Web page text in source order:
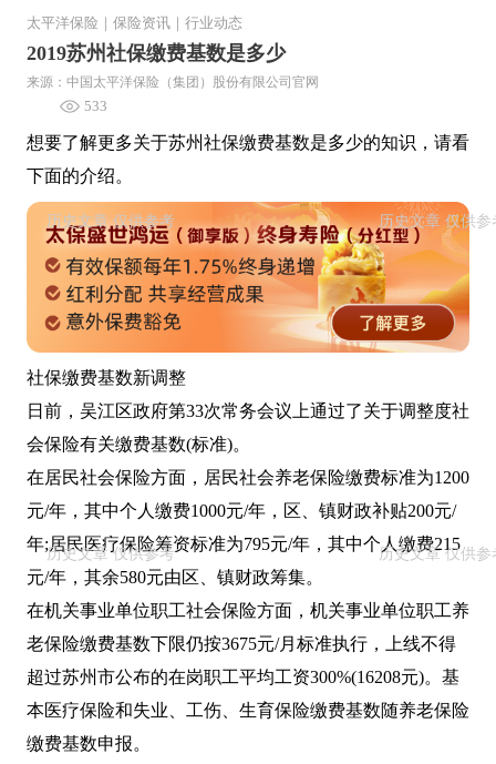
太平洋保险 保险资讯 行业动态
2019苏州社保缴费基数是多少
来源：中国太平洋保险（集团）股份有限公司官网
533
想要了解更多关于苏州社保缴费基数是多少的知识，请看
下面的介绍。
社保缴费基数新调整
日前，吴江区政府第33次常务会议上通过了关于调整度社
会保险有关缴费基数(标准)。
在居民社会保险方面，居民社会养老保险缴费标准为1200
元/年，其中个人缴费1000元/年，区、镇财政补贴200元/
年;居民医疗保险筹资标准为795元/年，其中个人缴费215
元/年，其余580元由区、镇财政筹集。
在机关事业单位职工社会保险方面，机关事业单位职工养
老保险缴费基数下限仍按3675元/月标准执行，上线不得
超过苏州市公布的在岗职工平均工资300%(16208元)。基
本医疗保险和失业、工伤、生育保险缴费基数随养老保险
缴费基数申报。